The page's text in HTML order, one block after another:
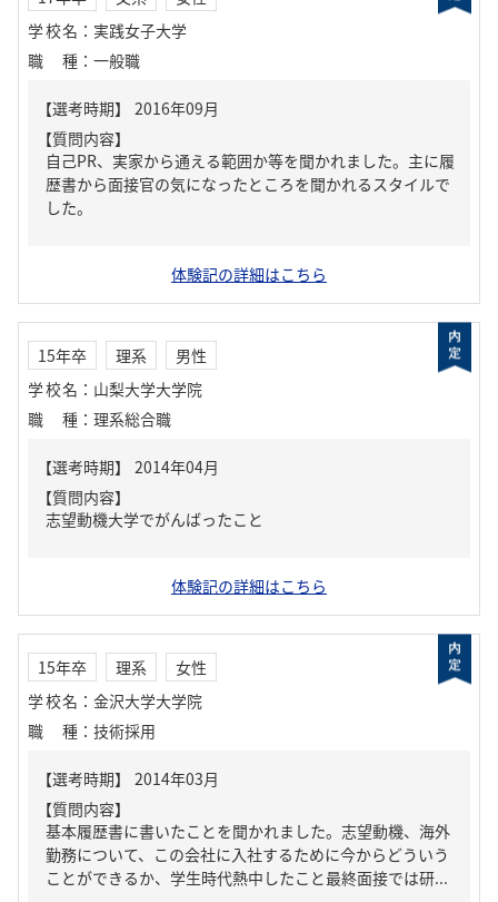
学校名 ： 実践女子大学
職種 ： 一般職
【質問内容】
自己PR、実家から通える範囲か等を聞かれました。主に履
歴書から面接官の気になったところを聞かれるスタイルで
した。
体験記の詳細はこちら
15年卒 理系
男性
学校名 ： 山梨大学大学院
職種 ： 理系総合職
【質問内容】
志望動機大学でがんばったこと
体験記の詳細はこちら
15年卒 理系
女性
学校名 ： 金沢大学大学院
職種 ： 技術採用
【質問内容】
基本履歴書に書いたことを聞かれました。志望動機、海外
勤務について、この会社に入社するために今からどういう
ことができるか、学生時代熱中したこと最終面接では研...